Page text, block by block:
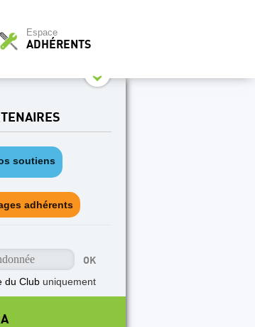
Espace
ADHÉRENTS
soutiens
adhérents
du Club uniquement